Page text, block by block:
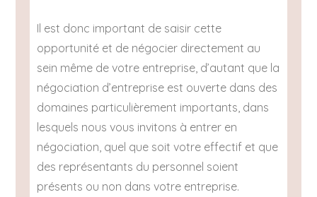
Il est donc important de saisir cette
opportunité et de négocier directement au
sein même de votre entreprise, d’autant que la
négociation d’entreprise est ouverte dans des
domaines particulièrement importants, dans
lesquels nous vous invitons à entrer en
négociation, quel que soit votre effectif et que
des représentants du personnel soient
présents ou non dans votre entreprise.